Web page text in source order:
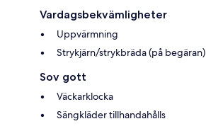
Vardagsbekvämligheter
Uppvärmning
Strykjärn/strykbräda (på begäran)
Sov gott
Väckarklocka
Sängkläder tillhandahålls